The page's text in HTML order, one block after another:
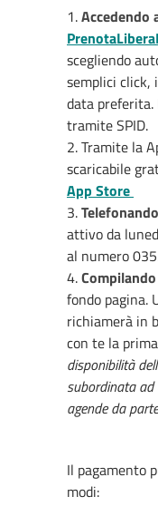
Accedendo
scegliendo
semplici click,
data preferita.
tramite SPID.
Tramite la
scaricabile
App Store
attivo da
al numero
fondo pagina.
richiamerà in
con te la
disponibilità
subordinata ad
agende da
Il pagamento
modi: